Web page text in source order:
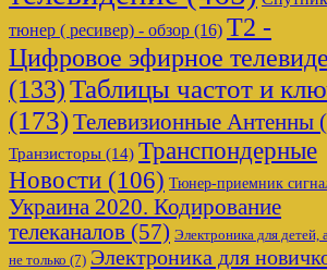
тюнер ( ресивер) - обзор (16) Т2 -
Цифровое эфирное
(133)Таблицы частот и
(173)Телевизионные Антенны
Транзисторы (14) Транспондерные
Новости (106) Тюнер-приемник
Украина 2020. Кодирование
телеканалов (57) Электроника для детей,
не только (7) Электроника для